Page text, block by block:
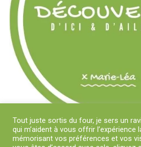
Tout juste sortis du four, je sers un
qui m’aident à vous offrir l’expérience
mémorisant vos préférences et vos